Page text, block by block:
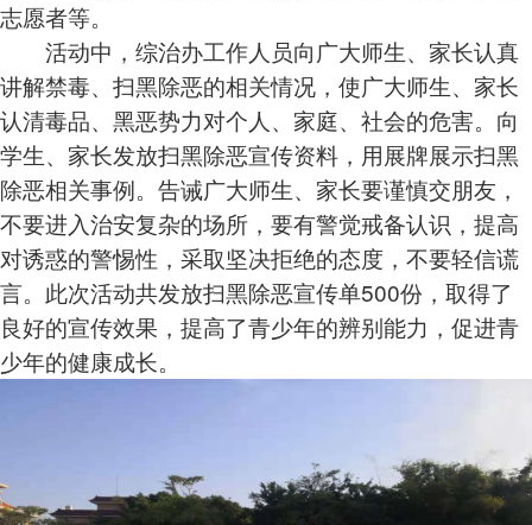
志愿者等。
活动中，综治办工作人员向广大师生、家长认真
讲解禁毒、扫黑除恶的相关情况，使广大师生、家长
认清毒品、黑恶势力对个人、家庭、社会的危害。向
学生、家长发放扫黑除恶宣传资料，用展牌展示扫黑
除恶相关事例。告诫广大师生、家长要谨慎交朋友，
不要进入治安复杂的场所，要有警觉戒备认识，提高
对诱惑的警惕性，采取坚决拒绝的态度，不要轻信谎
言。此次活动共发放扫黑除恶宣传单500份，取得了
良好的宣传效果，提高了青少年的辨别能力，促进青
少年的健康成长。